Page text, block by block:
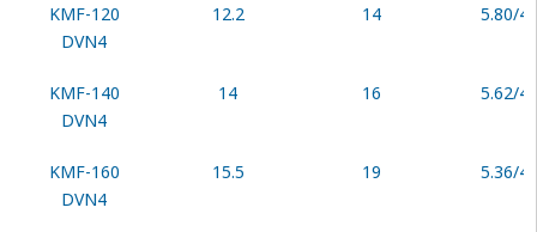
KMF-120
DVN4
12.2 14 5.80/
KMF-140
DVN4
14 16 5.62/
KMF-160
DVN4
15.5 19 5.36/